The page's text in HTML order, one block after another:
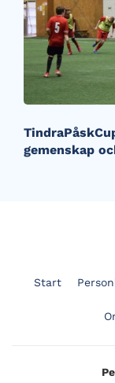
gemenskap
Start